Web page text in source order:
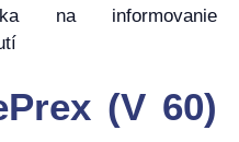
na informovanie
(V 60)